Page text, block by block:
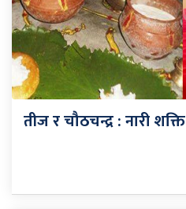
तीज र चौठचन्द्र : नारी